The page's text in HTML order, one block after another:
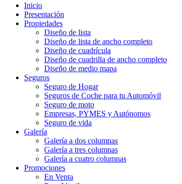
Inicio
Presentación
Propiedades
Diseño de lista
Diseño de lista de ancho completo
Diseño de cuadrícula
Diseño de cuadrilla de ancho completo
Diseño de medio mapa
Seguros
Seguro de Hogar
Seguros de Coche para tu Automóvil
Seguro de moto
Empresas, PYMES y Autónomos
Seguro de vida
Galería
Galería a dos columnas
Galería a tres columnas
Galería a cuatro columnas
Promociones
En Venta